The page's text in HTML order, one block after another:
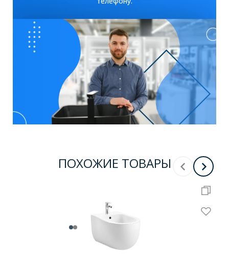
ПОХОЖИЕ ТОВАРЫ